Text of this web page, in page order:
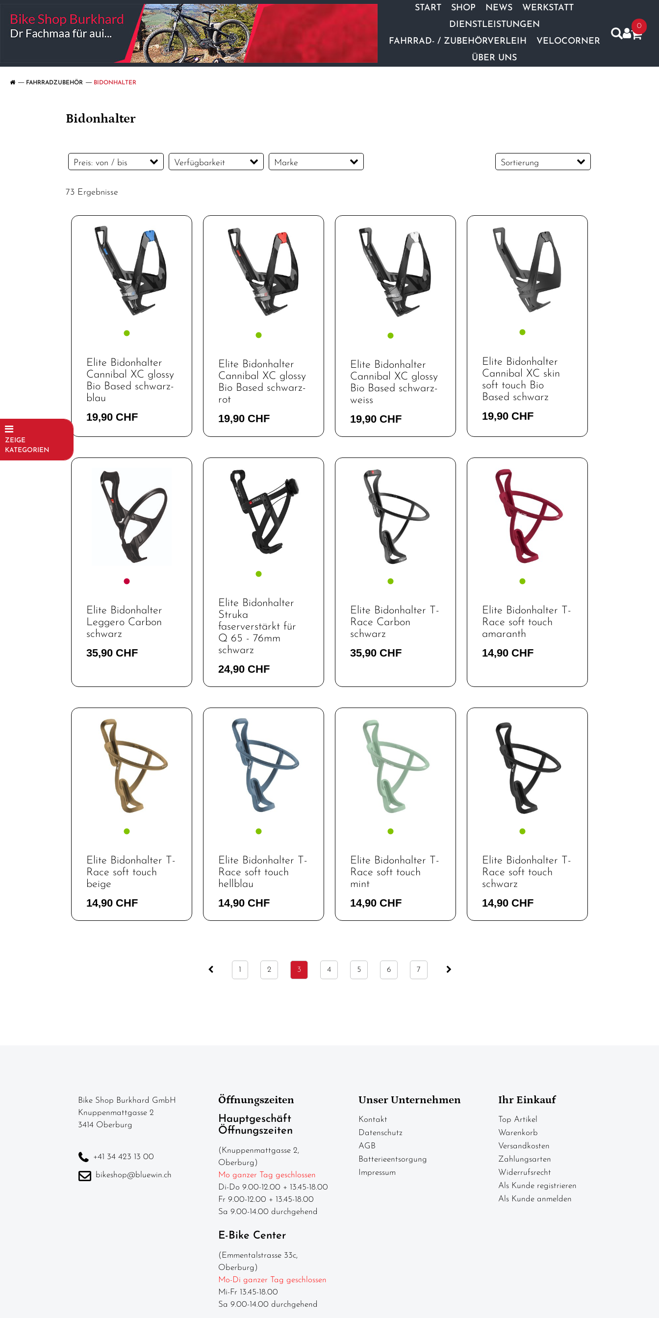
START SHOP NEWS
WERKSTATT
DIENSTLEISTUNGEN
FAHRRAD- / ZUBEHÖRVERLEIH
VELOCORNER
ÜBER UNS
0
FAHRRADZUBEHÖR BIDONHALTER
ZEIGE
KATEGORIEN
Bidonhalter
Sortierung
Preis: von / bis
CHF
Verfügbarkeit Marke
Trek
Unbekannt
73 Ergebnisse
Elite Bidonhalter
Cannibal XC glossy
Bio Based schwarz-
blau
19,90 CHF
Elite Bidonhalter
Cannibal XC glossy
Bio Based schwarz-
rot
19,90 CHF
Elite Bidonhalter
Cannibal XC glossy
Bio Based schwarz-
weiss
19,90 CHF
Elite Bidonhalter
Cannibal XC skin
soft touch Bio
Based schwarz
19,90 CHF
Elite Bidonhalter
Leggero Carbon
schwarz
35,90 CHF
Elite Bidonhalter
Struka
faserverstärkt für
Q 65 - 76mm
schwarz
24,90 CHF
Elite Bidonhalter T-
Race Carbon
schwarz
35,90 CHF
Elite Bidonhalter T-
Race soft touch
amaranth
14,90 CHF
Elite Bidonhalter T-
Race soft touch
beige
14,90 CHF
Elite Bidonhalter T-
Race soft touch
hellblau
14,90 CHF
Elite Bidonhalter T-
Race soft touch
mint
14,90 CHF
Elite Bidonhalter T-
Race soft touch
schwarz
14,90 CHF
1 2 3 4 5 6 7
Bike Shop Burkhard GmbH
Knuppenmattgasse 2
3414 Oberburg
+41 34 423 13 00
bikeshop@bluewin.ch
Öffnungszeiten
Hauptgeschäft
Öffnungszeiten
(Knuppenmattgasse 2,
Oberburg)
Mo ganzer Tag geschlossen
Di-Do 9.00-12.00 + 13.45-18.00
Fr 9.00-12.00 + 13.45-18.00
Sa 9.00-14.00 durchgehend
E-Bike Center
(Emmentalstrasse 33c,
Oberburg)
Mo-Di ganzer Tag geschlossen
Mi-Fr 13.45-18.00
Sa 9.00-14.00 durchgehend
Unser Unternehmen
Kontakt
Datenschutz
AGB
Batterieentsorgung
Impressum
Ihr Einkauf
Top Artikel
Warenkorb
Versandkosten
Zahlungsarten
Widerrufsrecht
Als Kunde registrieren
Als Kunde anmelden